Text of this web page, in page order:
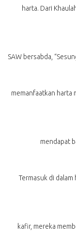
harta. Dari
SAW bersabda,
memanfaatkan harta
mendapat
Termasuk di
kafir, mereka